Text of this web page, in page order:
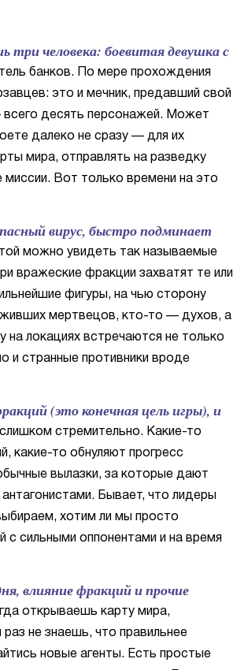
три человека: боевитая девушка с
банков. По мере прохождения
это и мечник, предавший свой
десять персонажей. Может
далеко не сразу — для их
мира, отправлять на разведку
Вот только времени на это
вирус, быстро подминает
можно увидеть так называемые
вражеские фракции захватят те или
фигуры, на чью сторону
мертвецов, кто-то — духов, а
локациях встречаются не только
и странные противники вроде
(это конечная цель игры), и
стремительно. Какие-то
какие-то обнуляют прогресс
вылазки, за которые дают
Бывает, что лидеры
хотим ли мы просто
с сильными оппонентами и на время
влияние фракций и прочие
открываешь карту мира,
не знаешь, что правильнее
новые агенты. Есть простые